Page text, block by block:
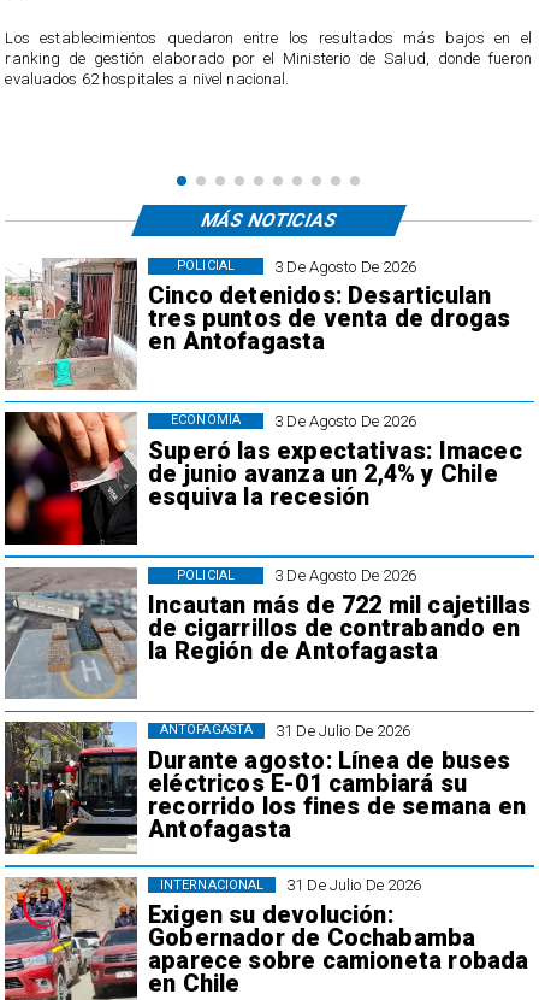
Los establecimientos quedaron entre los resultados más bajos en el
ranking de gestión elaborado por el Ministerio de Salud, donde fueron
evaluados 62 hospitales a nivel nacional.
3 De Agosto De 2026
Cinco detenidos: Desarticulan
tres puntos de venta de drogas
en Antofagasta
POLICIAL
3 De Agosto De 2026
Superó las expectativas: Imacec
de junio avanza un 2,4% y Chile
esquiva la recesión
ECONOMÍA
3 De Agosto De 2026
Incautan más de 722 mil cajetillas
de cigarrillos de contrabando en
la Región de Antofagasta
POLICIAL
31 De Julio De 2026
Durante agosto: Línea de buses
eléctricos E-01 cambiará su
recorrido los fines de semana en
Antofagasta
ANTOFAGASTA
31 De Julio De 2026
Exigen su devolución:
Gobernador de Cochabamba
aparece sobre camioneta robada
en Chile
INTERNACIONAL
MÁS NOTICIAS